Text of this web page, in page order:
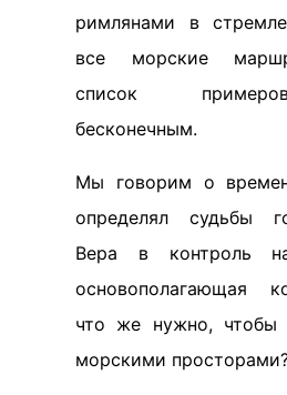
римлянами в
все морские
список
бесконечным.
Мы говорим о
определял судьбы
Вера в контроль
основополагающая
что же нужно, чтобы
морскими